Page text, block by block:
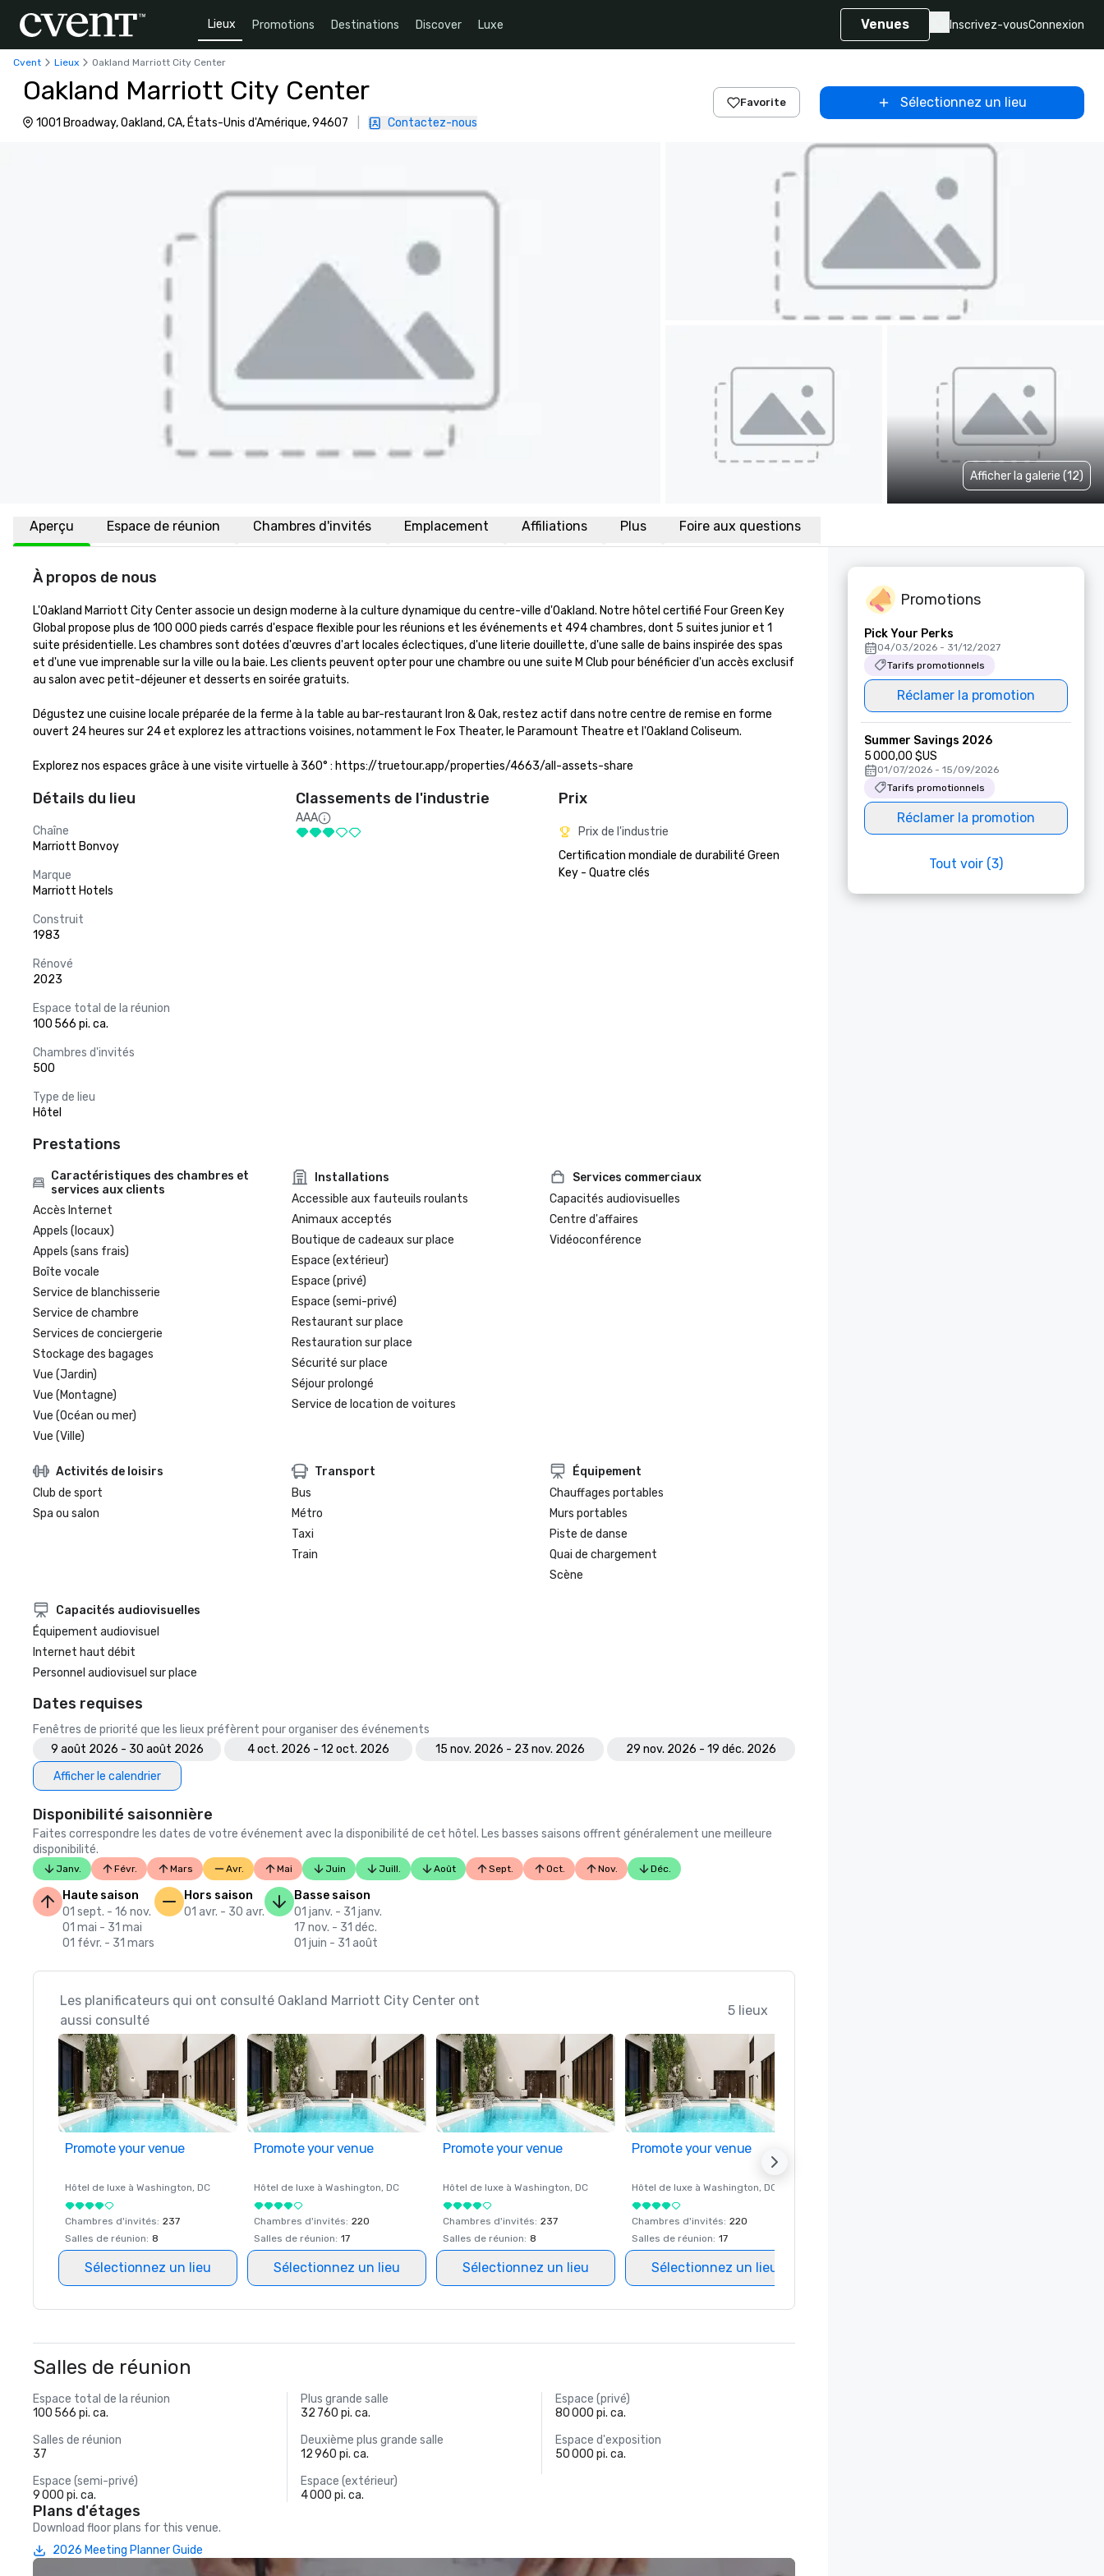
Lieux Promotions Destinations Discover Luxe Venues Inscrivez-vousConnexion
Cvent Lieux Oakland Marriott City Center
Oakland Marriott City Center
1001 Broadway, Oakland, CA, États-Unis d'Amérique, 94607 Contactez-nous
Favorite Sélectionnez un lieu
Afficher la galerie (12)
Aperçu Espace de réunion Chambres d'invités Emplacement Affiliations Plus Foire aux questions
À propos de nous
L'Oakland Marriott City Center associe un design moderne à la culture dynamique du centre-ville d'Oakland. Notre hôtel certifié Four Green Key
Global propose plus de 100 000 pieds carrés d'espace flexible pour les réunions et les événements et 494 chambres, dont 5 suites junior et 1
suite présidentielle. Les chambres sont dotées d'œuvres d'art locales éclectiques, d'une literie douillette, d'une salle de bains inspirée des spas
et d'une vue imprenable sur la ville ou la baie. Les clients peuvent opter pour une chambre ou une suite M Club pour bénéficier d'un accès exclusif
au salon avec petit-déjeuner et desserts en soirée gratuits.
Dégustez une cuisine locale préparée de la ferme à la table au bar-restaurant Iron & Oak, restez actif dans notre centre de remise en forme
ouvert 24 heures sur 24 et explorez les attractions voisines, notamment le Fox Theater, le Paramount Theatre et l'Oakland Coliseum.
Explorez nos espaces grâce à une visite virtuelle à 360° : https://truetour.app/properties/4663/all-assets-share
Détails du lieu
Chaîne
Marriott Bonvoy
Marque
Marriott Hotels
Construit
1983
Rénové
2023
Espace total de la réunion
100 566 pi. ca.
Chambres d'invités
500
Type de lieu
Hôtel
Classements de l'industrie
AAA
Prix
Prix de l'industrie
Certification mondiale de durabilité Green
Key - Quatre clés
Prestations
Caractéristiques des chambres et
services aux clients
Accès Internet
Appels (locaux)
Appels (sans frais)
Boîte vocale
Service de blanchisserie
Service de chambre
Services de conciergerie
Stockage des bagages
Vue (Jardin)
Vue (Montagne)
Vue (Océan ou mer)
Vue (Ville)
Installations
Accessible aux fauteuils roulants
Animaux acceptés
Boutique de cadeaux sur place
Espace (extérieur)
Espace (privé)
Espace (semi-privé)
Restaurant sur place
Restauration sur place
Sécurité sur place
Séjour prolongé
Service de location de voitures
Services commerciaux
Capacités audiovisuelles
Centre d'affaires
Vidéoconférence
Activités de loisirs
Club de sport
Spa ou salon
Transport
Bus
Métro
Taxi
Train
Équipement
Chauffages portables
Murs portables
Piste de danse
Quai de chargement
Scène
Capacités audiovisuelles
Équipement audiovisuel
Internet haut débit
Personnel audiovisuel sur place
Dates requises
Fenêtres de priorité que les lieux préfèrent pour organiser des événements
9 août 2026 - 30 août 2026
4 oct. 2026 - 12 oct. 2026 15 nov. 2026 - 23 nov. 2026
29 nov. 2026 - 19 déc. 2026
Afficher le calendrier
Disponibilité saisonnière
Faites correspondre les dates de votre événement avec la disponibilité de cet hôtel. Les basses saisons offrent généralement une meilleure
disponibilité.
Janv. Févr. Mars Avr. Mai Juin Juill. Août Sept. Oct. Nov. Déc.
Haute saison
01 sept. - 16 nov.
01 mai - 31 mai
01 févr. - 31 mars
Hors saison
01 avr. - 30 avr.
Basse saison
01 janv. - 31 janv.
17 nov. - 31 déc.
01 juin - 31 août
Les planificateurs qui ont consulté Oakland Marriott City Center ont
aussi consulté
5 lieux
Promote your venue
Hôtel de luxe à Washington, DC
Chambres d'invités: 237
Salles de réunion: 8
Sélectionnez un lieu
Promote your venue
Hôtel de luxe à Washington, DC
Chambres d'invités: 220
Salles de réunion: 17
Sélectionnez un lieu
Promote your venue
Hôtel de luxe à Washington, DC
Chambres d'invités: 237
Salles de réunion: 8
Sélectionnez un lieu
Promote your venue
Hôtel de luxe à Washington, DC
Chambres d'invités: 220
Salles de réunion: 17
Sélectionnez un lieu
Salles de réunion
Espace total de la réunion
100 566 pi. ca.
Plus grande salle
32 760 pi. ca.
Espace (privé)
80 000 pi. ca.
Salles de réunion
37
Deuxième plus grande salle
12 960 pi. ca.
Espace d'exposition
50 000 pi. ca.
Espace (semi-privé)
9 000 pi. ca.
Espace (extérieur)
4 000 pi. ca.
Plans d'étages
Download floor plans for this venue.
2026 Meeting Planner Guide
Promotions
Pick Your Perks
04/03/2026 - 31/12/2027
Tarifs promotionnels
Réclamer la promotion
Summer Savings 2026
5 000,00 $US
01/07/2026 - 15/09/2026
Tarifs promotionnels
Réclamer la promotion
Tout voir (3)